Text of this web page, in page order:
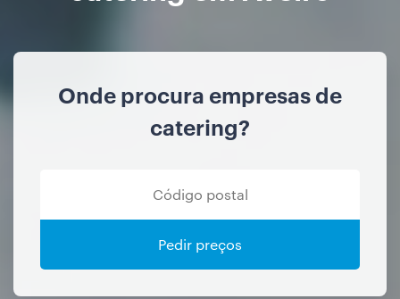
Onde procura empresas de
catering?
Pedir preços